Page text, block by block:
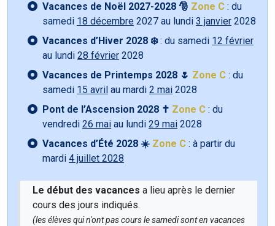
Vacances de Noël 2027-2028 🎅 Zone C : du
samedi 18 décembre 2027 au lundi 3 janvier 2028
Vacances d’Hiver 2028 ❄️: du samedi 12 février
au lundi 28 février 2028
Vacances de Printemps 2028 🌷 Zone C : du
samedi 15 avril au mardi 2 mai 2028
Pont de l’Ascension 2028 ✝️ Zone C : du
vendredi 26 mai au lundi 29 mai 2028
Vacances d’Été 2028 ☀️ Zone C : à partir du
mardi 4 juillet 2028
Le début des vacances a lieu après le dernier
cours des jours indiqués.
(les élèves qui n'ont pas cours le samedi sont en vacances